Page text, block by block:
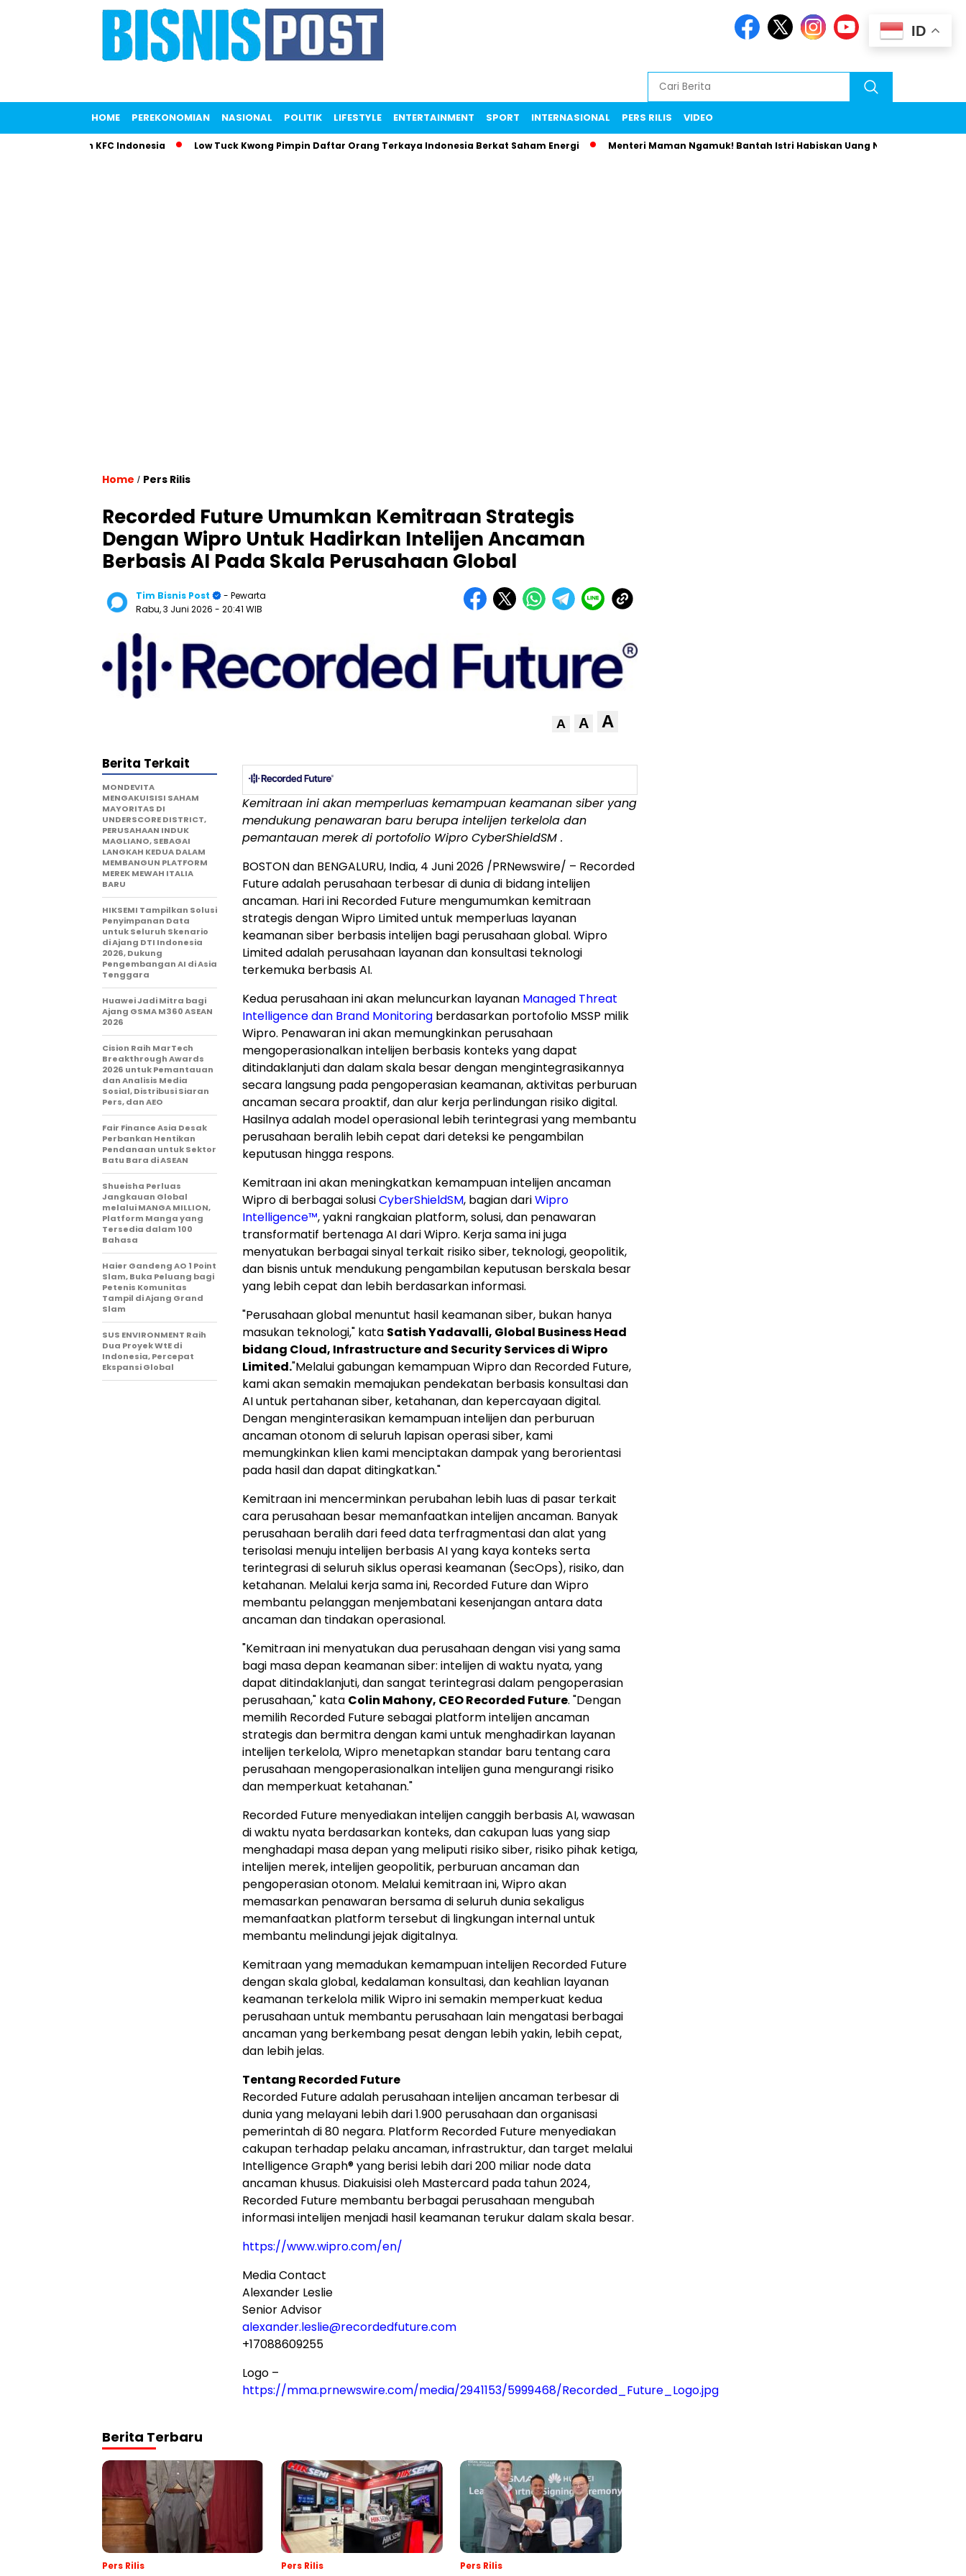
HOME PEREKONOMIAN NASIONAL POLITIK LIFESTYLE ENTERTAINMENT SPORT INTERNASIONAL PERS RILIS VIDEO
KFC Indonesia Low Tuck Kwong Pimpin Daftar Orang Terkaya Indonesia Berkat Saham Energi Menteri Maman Ngamuk! Bantah Istri Habiskan Uang Negara Liburan ke Eropa
Home / Pers Rilis
Recorded Future Umumkan Kemitraan Strategis
Dengan Wipro Untuk Hadirkan Intelijen Ancaman
Berbasis AI Pada Skala Perusahaan Global
Tim Bisnis Post
- Pewarta
Rabu, 3 Juni 2026 - 20:41 WIB
A A A
Kemitraan ini akan memperluas kemampuan keamanan siber yang
mendukung penawaran baru berupa intelijen terkelola dan
pemantauan merek di portofolio Wipro CyberShieldSM .
BOSTON dan BENGALURU, India, 4 Juni 2026 /PRNewswire/ – Recorded
Future adalah perusahaan terbesar di dunia di bidang intelijen
ancaman. Hari ini Recorded Future mengumumkan kemitraan
strategis dengan Wipro Limited untuk memperluas layanan
keamanan siber berbasis intelijen bagi perusahaan global. Wipro
Limited adalah perusahaan layanan dan konsultasi teknologi
terkemuka berbasis AI.
Kedua perusahaan ini akan meluncurkan layanan Managed Threat
Intelligence dan Brand Monitoring berdasarkan portofolio MSSP milik
Wipro. Penawaran ini akan memungkinkan perusahaan
mengoperasionalkan intelijen berbasis konteks yang dapat
ditindaklanjuti dan dalam skala besar dengan mengintegrasikannya
secara langsung pada pengoperasian keamanan, aktivitas perburuan
ancaman secara proaktif, dan alur kerja perlindungan risiko digital.
Hasilnya adalah model operasional lebih terintegrasi yang membantu
perusahaan beralih lebih cepat dari deteksi ke pengambilan
keputusan hingga respons.
Kemitraan ini akan meningkatkan kemampuan intelijen ancaman
Wipro di berbagai solusiCyberShieldSM, bagian dariWipro
Intelligence™, yakni rangkaian platform, solusi, dan penawaran
transformatif bertenaga AI dari Wipro. Kerja sama ini juga
menyatukan berbagai sinyal terkait risiko siber, teknologi, geopolitik,
dan bisnis untuk mendukung pengambilan keputusan berskala besar
yang lebih cepat dan lebih berdasarkan informasi.
"Perusahaan global menuntut hasil keamanan siber, bukan hanya
masukan teknologi," kata Satish Yadavalli, Global Business Head
bidang Cloud, Infrastructure and Security Services di Wipro
Limited."Melalui gabungan kemampuan Wipro dan Recorded Future,
kami akan semakin memajukan pendekatan berbasis konsultasi dan
AI untuk pertahanan siber, ketahanan, dan kepercayaan digital.
Dengan menginterasikan kemampuan intelijen dan perburuan
ancaman otonom di seluruh lapisan operasi siber, kami
memungkinkan klien kami menciptakan dampak yang berorientasi
pada hasil dan dapat ditingkatkan."
Kemitraan ini mencerminkan perubahan lebih luas di pasar terkait
cara perusahaan besar memanfaatkan intelijen ancaman. Banyak
perusahaan beralih dari feed data terfragmentasi dan alat yang
terisolasi menuju intelijen berbasis AI yang kaya konteks serta
terintegrasi di seluruh siklus operasi keamanan (SecOps), risiko, dan
ketahanan. Melalui kerja sama ini, Recorded Future dan Wipro
membantu pelanggan menjembatani kesenjangan antara data
ancaman dan tindakan operasional.
"Kemitraan ini menyatukan dua perusahaan dengan visi yang sama
bagi masa depan keamanan siber: intelijen di waktu nyata, yang
dapat ditindaklanjuti, dan sangat terintegrasi dalam pengoperasian
perusahaan," kata Colin Mahony, CEO Recorded Future. "Dengan
memilih Recorded Future sebagai platform intelijen ancaman
strategis dan bermitra dengan kami untuk menghadirkan layanan
intelijen terkelola, Wipro menetapkan standar baru tentang cara
perusahaan mengoperasionalkan intelijen guna mengurangi risiko
dan memperkuat ketahanan."
Recorded Future menyediakan intelijen canggih berbasis AI, wawasan
di waktu nyata berdasarkan konteks, dan cakupan luas yang siap
menghadapi masa depan yang meliputi risiko siber, risiko pihak ketiga,
intelijen merek, intelijen geopolitik, perburuan ancaman dan
pengoperasian otonom. Melalui kemitraan ini, Wipro akan
memasarkan penawaran bersama di seluruh dunia sekaligus
memanfaatkan platform tersebut di lingkungan internal untuk
membantu melindungi jejak digitalnya.
Kemitraan yang memadukan kemampuan intelijen Recorded Future
dengan skala global, kedalaman konsultasi, dan keahlian layanan
keamanan terkelola milik Wipro ini semakin memperkuat kedua
perusahaan untuk membantu perusahaan lain mengatasi berbagai
ancaman yang berkembang pesat dengan lebih yakin, lebih cepat,
dan lebih jelas.
Tentang Recorded Future
Recorded Future adalah perusahaan intelijen ancaman terbesar di
dunia yang melayani lebih dari 1.900 perusahaan dan organisasi
pemerintah di 80 negara. Platform Recorded Future menyediakan
cakupan terhadap pelaku ancaman, infrastruktur, dan target melalui
Intelligence Graph® yang berisi lebih dari 200 miliar node data
ancaman khusus. Diakuisisi oleh Mastercard pada tahun 2024,
Recorded Future membantu berbagai perusahaan mengubah
informasi intelijen menjadi hasil keamanan terukur dalam skala besar.
https://www.wipro.com/en/
Media Contact
Alexander Leslie
Senior Advisor
alexander.leslie@recordedfuture.com
+17088609255
Logo –
https://mma.prnewswire.com/media/2941153/5999468/Recorded_Future_Logo.jpg
Berita Terkait
MONDEVITA
MENGAKUISISI SAHAM
MAYORITAS DI
UNDERSCORE DISTRICT,
PERUSAHAAN INDUK
MAGLIANO, SEBAGAI
LANGKAH KEDUA DALAM
MEMBANGUN PLATFORM
MEREK MEWAH ITALIA
BARU
HIKSEMI Tampilkan Solusi
Penyimpanan Data
untuk Seluruh Skenario
di Ajang DTI Indonesia
2026, Dukung
Pengembangan AI di Asia
Tenggara
Huawei Jadi Mitra bagi
Ajang GSMA M360 ASEAN
2026
Cision Raih MarTech
Breakthrough Awards
2026 untuk Pemantauan
dan Analisis Media
Sosial, Distribusi Siaran
Pers, dan AEO
Fair Finance Asia Desak
Perbankan Hentikan
Pendanaan untuk Sektor
Batu Bara di ASEAN
Shueisha Perluas
Jangkauan Global
melalui MANGA MILLION,
Platform Manga yang
Tersedia dalam 100
Bahasa
Haier Gandeng AO 1 Point
Slam, Buka Peluang bagi
Petenis Komunitas
Tampil di Ajang Grand
Slam
SUS ENVIRONMENT Raih
Dua Proyek WtE di
Indonesia, Percepat
Ekspansi Global
Berita Terbaru
Pers Rilis Pers Rilis Pers Rilis
ID